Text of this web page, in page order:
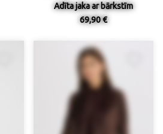
Adīta jaka ar bārkstīm
69,90 €